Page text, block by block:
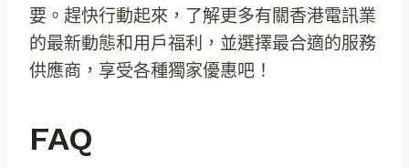
要。趕快行動起來，了解更多有關香港電訊業
的最新動態和用戶福利，並選擇最合適的服務
供應商，享受各種獨家優惠吧！
FAQ